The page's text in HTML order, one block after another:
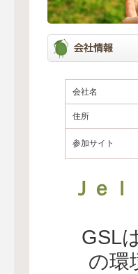
会社名
住所
参加サイト
Ｊｅ
GSL
の環